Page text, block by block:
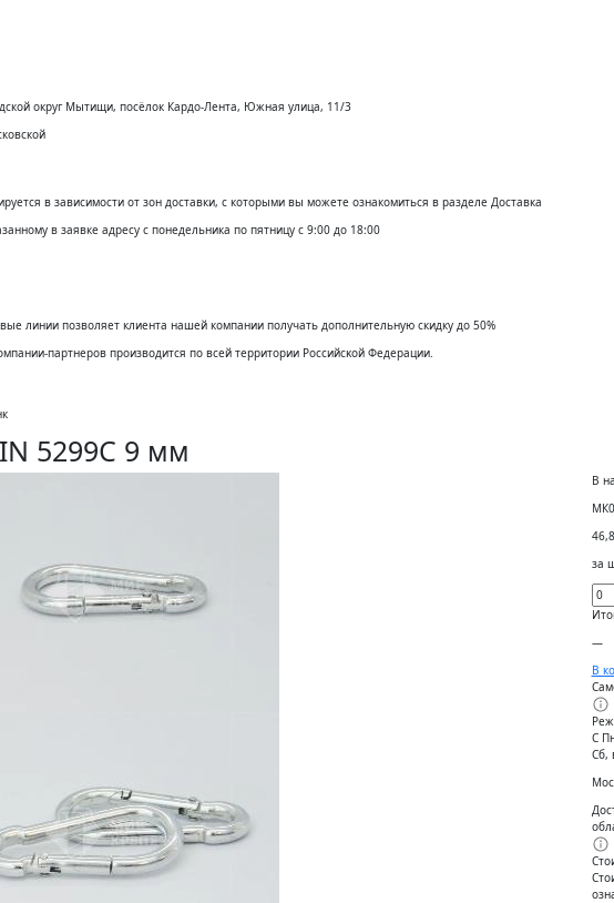
округ Мытищи, посёлок Кардо-Лента, Южная улица, 11/3
в зависимости от зон доставки, с которыми вы можете ознакомиться в разделе Доставка
в заявке адресу с понедельника по пятницу с 9:00 до 18:00
линии позволяет клиента нашей компании получать дополнительную скидку до 50%
партнеров производится по всей территории Российсĸой Федерации.
5299C 9 мм
В
за
—
В
С
Сб,